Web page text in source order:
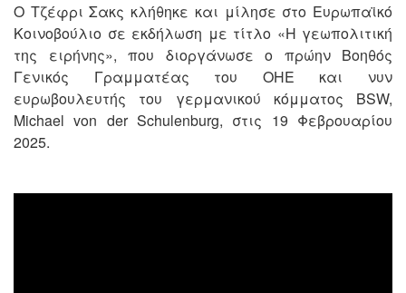
Ο Τζέφρι Σακς κλήθηκε και μίλησε στο Ευρωπαϊκό
Κοινοβούλιο σε εκδήλωση με τίτλο «Η γεωπολιτική
της ειρήνης», που διοργάνωσε ο πρώην Βοηθός
Γενικός Γραμματέας του ΟΗΕ και νυν
ευρωβουλευτής του γερμανικού κόμματος BSW,
Michael von der Schulenburg, στις 19 Φεβρουαρίου
2025.